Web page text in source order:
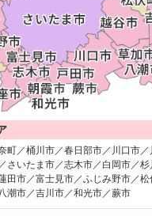
町／桶川市／春日部市／川口市
さいたま市／志木市／白岡市／
田市／富士見市／ふじみ野市／
潮市／吉川市／和光市／蕨市